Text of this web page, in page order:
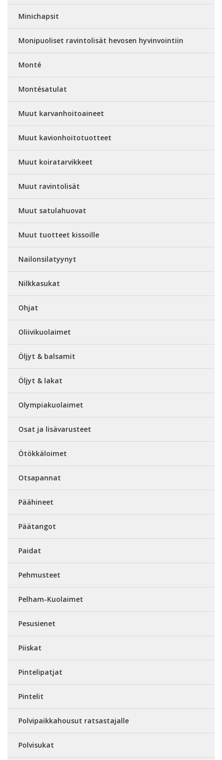
Minichapsit
Monipuoliset ravintolisät hevosen hyvinvointiin
Monté
Montésatulat
Muut karvanhoitoaineet
Muut kavionhoitotuotteet
Muut koiratarvikkeet
Muut ravintolisät
Muut satulahuovat
Muut tuotteet kissoille
Nailonsilatyynyt
Nilkkasukat
Ohjat
Oliivikuolaimet
Öljyt & balsamit
Öljyt & lakat
Olympiakuolaimet
Osat ja lisävarusteet
Ötökkäloimet
Otsapannat
Päähineet
Päätangot
Paidat
Pehmusteet
Pelham-Kuolaimet
Pesusienet
Piiskat
Pintelipatjat
Pintelit
Polvipaikkahousut ratsastajalle
Polvisukat